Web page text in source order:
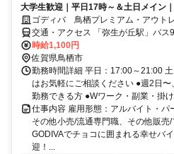
大学生歓迎｜平日17時～＆土日メイン
ゴディバ 鳥栖プレミアム・アウト
交通・アクセス 「弥生が丘駅」バス
時給1,100円
佐賀県鳥栖市
勤務時間詳細 平日：17:00～21:00
はお気軽にご相談ください ●週2日
勤務できる方 ●Wワーク・副業・掛け
仕事内容 雇用形態：アルバイト・パ
その他小売/流通専門職、その他販売
GODIVAでチョコに囲まれる幸せバ
迎！...